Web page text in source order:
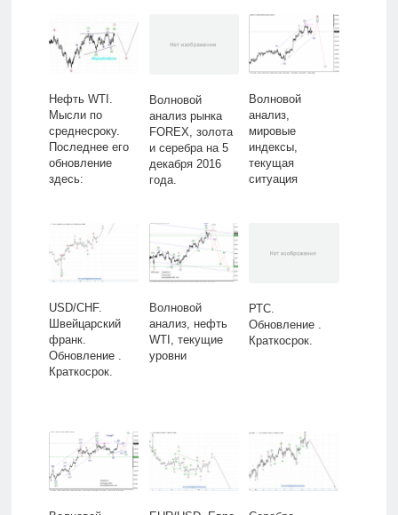
Нефть WTI.
Мысли по
среднесроку.
Последнее его
обновление
здесь:
Волновой
анализ рынка
FOREX, золота
и серебра на 5
декабря 2016
года.
Волновой
анализ,
мировые
индексы,
текущая
ситуация
USD/CHF.
Швейцарский
франк.
Обновление .
Краткосрок.
Волновой
анализ, нефть
WTI, текущие
уровни
РТС.
Обновление .
Краткосрок.